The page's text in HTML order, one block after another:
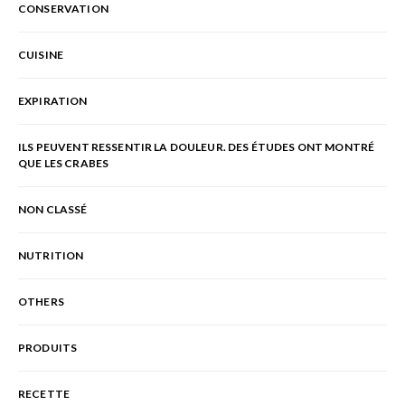
CONSERVATION
CUISINE
EXPIRATION
ILS PEUVENT RESSENTIR LA DOULEUR. DES ÉTUDES ONT MONTRÉ
QUE LES CRABES
NON CLASSÉ
NUTRITION
OTHERS
PRODUITS
RECETTE